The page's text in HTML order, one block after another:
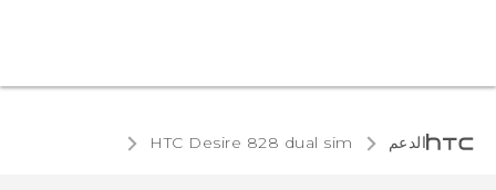
الدعم HTC Desire 828 dual sim‎